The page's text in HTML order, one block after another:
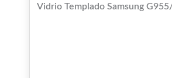
Vidrio Templado Samsung